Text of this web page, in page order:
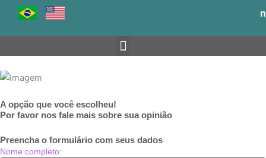
o
A opção que você escolheu!
Por favor nos fale mais sobre sua opinião
Preencha o formulário com seus dados
Nome completo: